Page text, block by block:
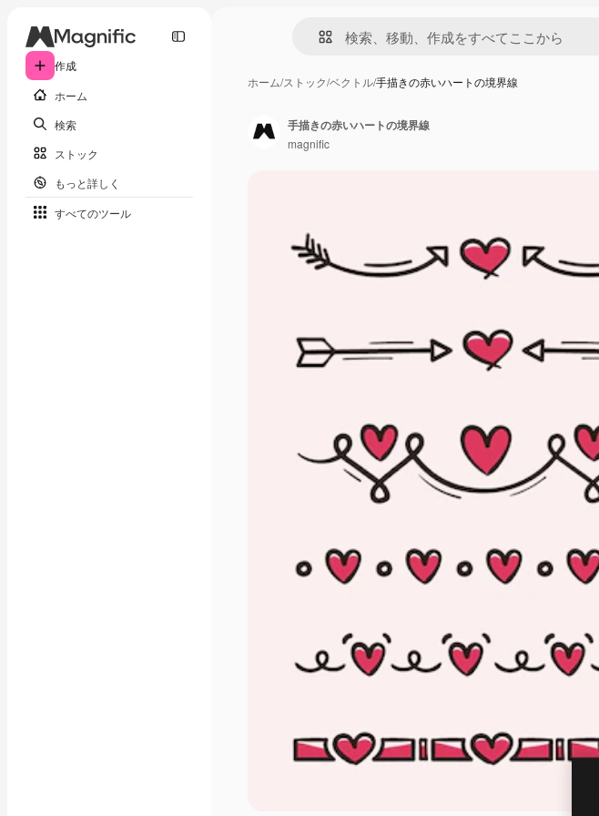
作成
ホーム
検索
ストック
もっと詳しく
すべてのツール
ホーム/ストック/ベクトル/手描きの赤いハートの境界線
手描きの赤いハートの境界線
magnific